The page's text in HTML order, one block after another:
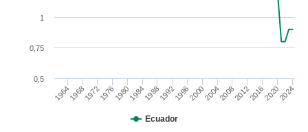
Ecuador
1964196819721976198019841988199219962000200420082012201620202024
0,5
0,75
1